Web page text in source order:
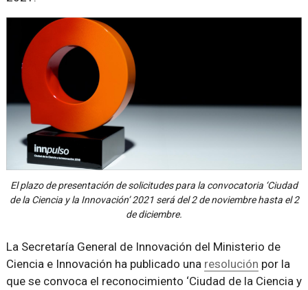
El plazo de presentación de solicitudes para la convocatoria ‘Ciudad
de la Ciencia y la Innovación’ 2021 será del 2 de noviembre hasta el 2
de diciembre.
La Secretaría General de Innovación del Ministerio de
Ciencia e Innovación ha publicado una resolución por la
que se convoca el reconocimiento ‘Ciudad de la Ciencia y